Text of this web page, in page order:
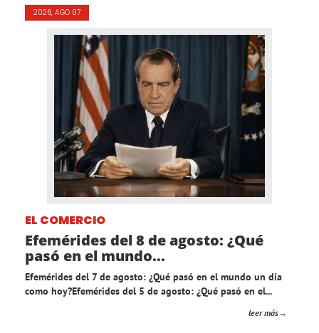
2026, AGO 07
EL COMERCIO
Efemérides del 8 de agosto: ¿Qué
pasó en el mundo...
Efemérides del 7 de agosto: ¿Qué pasó en el mundo un día
como hoy?Efemérides del 5 de agosto: ¿Qué pasó en el...
leer más